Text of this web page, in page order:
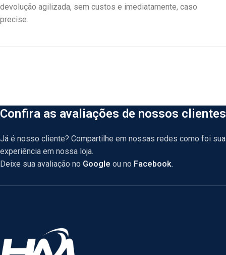
devolução agilizada, sem custos e imediatamente, caso
precise.
Confira as avaliações de nossos clientes
Já é nosso cliente? Compartilhe em nossas redes como foi sua
experiência em nossa loja.
Deixe sua avaliação no Google ou no Facebook.